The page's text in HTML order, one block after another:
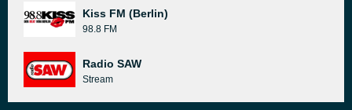
Kiss FM (Berlin)
98.8 FM
Radio SAW
Stream